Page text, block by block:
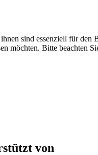
von
sind essenziell für
möchten. Bitte